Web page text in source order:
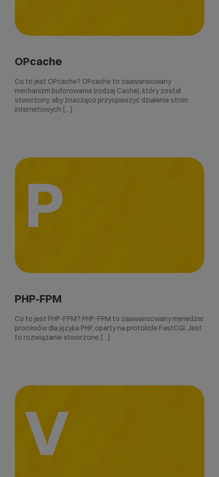
OPcache
Co to jest OPcache? OPcache to zaawansowany
mechanizm buforowania (rodzaj Cache), który został
stworzony, aby znacząco przyspieszyć działanie stron
internetowych […]
P
PHP-FPM
Co to jest PHP-FPM? PHP-FPM to zaawansowany menedżer
procesów dla języka PHP, oparty na protokole FastCGI. Jest
to rozwiązanie stworzone […]
V